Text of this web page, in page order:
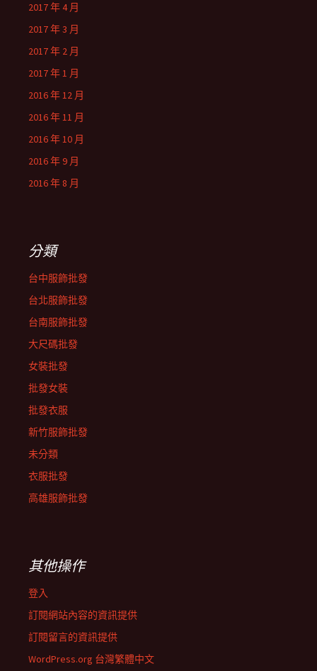
2017 年 4 月
2017 年 3 月
2017 年 2 月
2017 年 1 月
2016 年 12 月
2016 年 11 月
2016 年 10 月
2016 年 9 月
2016 年 8 月
分類
台中服飾批發
台北服飾批發
台南服飾批發
大尺碼批發
女裝批發
批發女裝
批發衣服
新竹服飾批發
未分類
衣服批發
高雄服飾批發
其他操作
登入
訂閱網站內容的資訊提供
訂閱留言的資訊提供
WordPress.org 台灣繁體中文